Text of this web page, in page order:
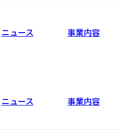
ニュース 事業内容
ニュース 事業内容